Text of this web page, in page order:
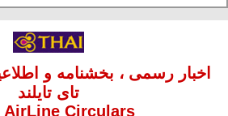
اخبار رسمی ، بخشنامه و
تای تایلند
AirLine Circulars